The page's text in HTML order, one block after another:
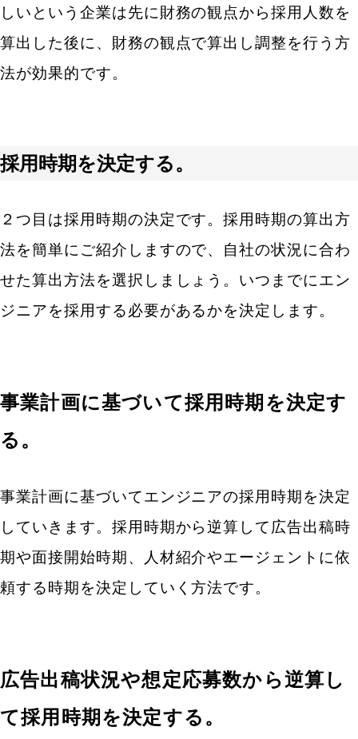
しいという企業は先に財務の観点から採用人数を
算出した後に、財務の観点で算出し調整を行う方
法が効果的です。
採用時期を決定する。
２つ目は採用時期の決定です。採用時期の算出方
法を簡単にご紹介しますので、自社の状況に合わ
せた算出方法を選択しましょう。いつまでにエン
ジニアを採用する必要があるかを決定します。
事業計画に基づいて採用時期を決定す
る。
事業計画に基づいてエンジニアの採用時期を決定
していきます。採用時期から逆算して広告出稿時
期や面接開始時期、人材紹介やエージェントに依
頼する時期を決定していく方法です。
広告出稿状況や想定応募数から逆算し
て採用時期を決定する。